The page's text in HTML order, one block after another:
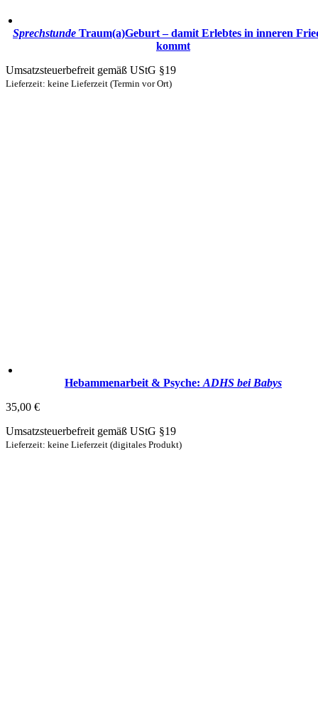
Sprechstunde Traum(a)Geburt – damit Erlebtes in inneren
kommt
Umsatzsteuerbefreit gemäß UStG §19
Lieferzeit: keine Lieferzeit (Termin vor Ort)
Hebammenarbeit & Psyche: ADHS bei Babys
35,00 €
Umsatzsteuerbefreit gemäß UStG §19
Lieferzeit: keine Lieferzeit (digitales Produkt)